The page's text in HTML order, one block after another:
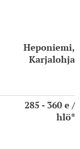
Heponiemi,
Karjalohja
285 - 360 e /
hlö*